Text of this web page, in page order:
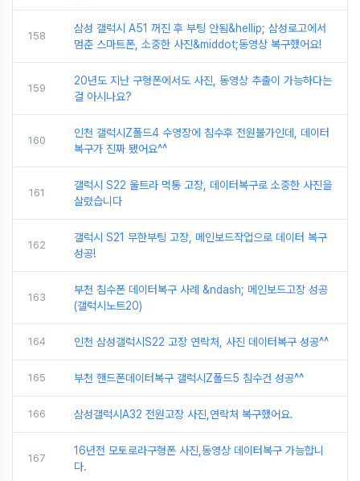
158
삼성 갤럭시 A51 꺼진 후 부팅 안됨&hellip; 삼성로고에서
멈춘 스마트폰, 소중한 사진&middot;동영상 복구했어요!
159
20년도 지난 구형폰에서도 사진, 동영상 추출이 가능하다는
걸 아시나요?
160
인천 갤럭시Z폴드4 수영장에 침수후 전원불가인데, 데이터
복구가 진짜 됐어요^^
161
갤럭시 S22 울트라 먹통 고장, 데이터복구로 소중한 사진을
살렸습니다
162
갤럭시 S21 무한부팅 고장, 메인보드작업으로 데이터 복구
성공!
163
부천 침수폰 데이터복구 사례 &ndash; 메인보드고장 성공
(갤럭시노트20)
164 인천 삼성갤럭시S22 고장 연락처, 사진 데이터복구 성공^^
165 부천 핸드폰데이터복구 갤럭시Z폴드5 침수건 성공^^
166 삼성갤럭시A32 전원고장 사진,연락처 복구했어요.
167
16년전 모토로라구형폰 사진,동영상 데이터복구 가능합니
다.